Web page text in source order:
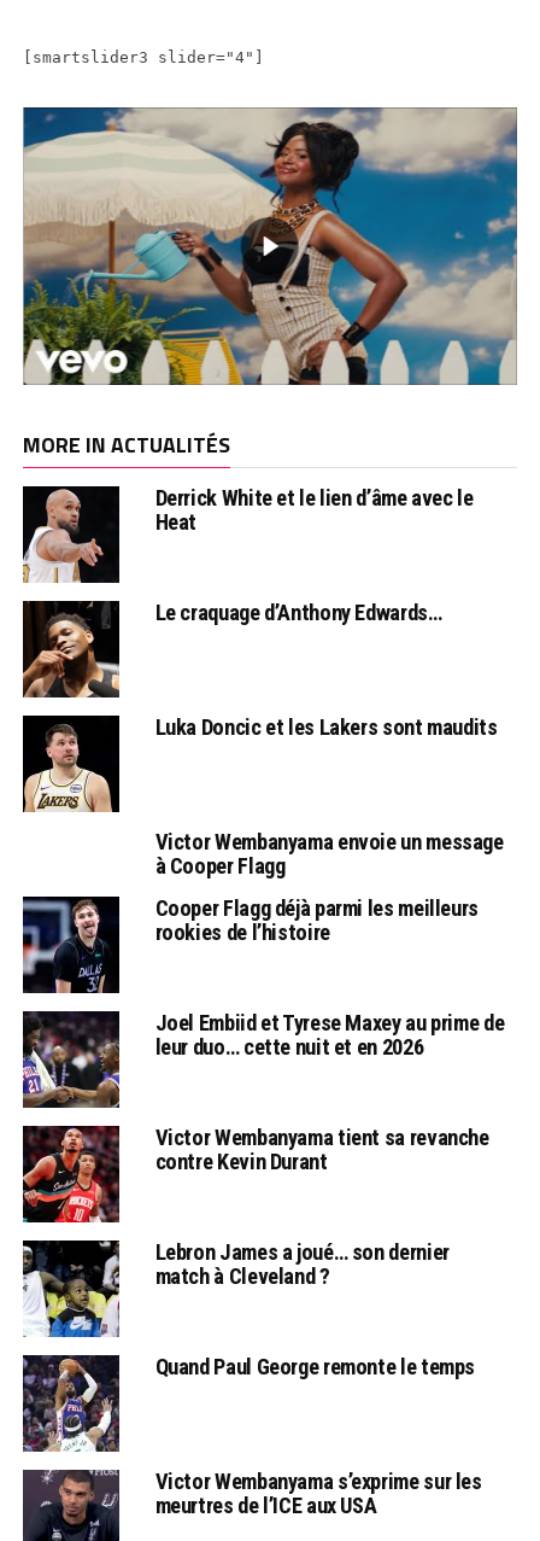
[smartslider3 slider="4"]
MORE IN ACTUALITÉS
Derrick White et le lien d’âme avec le
Heat
Le craquage d’Anthony Edwards…
Luka Doncic et les Lakers sont maudits
Victor Wembanyama envoie un message
à Cooper Flagg
Cooper Flagg déjà parmi les meilleurs
rookies de l’histoire
Joel Embiid et Tyrese Maxey au prime de
leur duo… cette nuit et en 2026
Victor Wembanyama tient sa revanche
contre Kevin Durant
Lebron James a joué… son dernier
match à Cleveland ?
Quand Paul George remonte le temps
Victor Wembanyama s’exprime sur les
meurtres de l’ICE aux USA